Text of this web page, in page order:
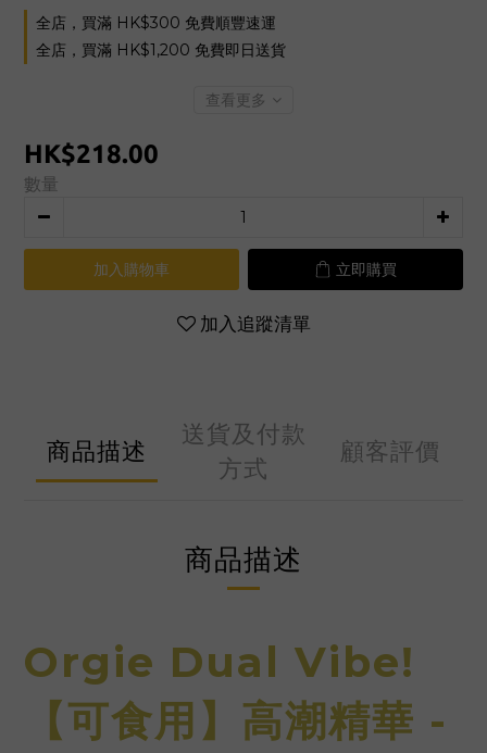
全店，買滿 HK$300 免費順豐速運
全店，買滿 HK$1,200 免費即日送貨
查看更多
HK$218.00
數量
加入購物車 立即購買
加入追蹤清單
商品描述
送貨及付款
方式
顧客評價
商品描述
Orgie Dual Vibe!
【可食用】高潮精華 -